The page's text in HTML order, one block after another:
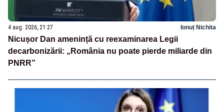
4 aug. 2026, 21:27 Ionuț Nichita
Nicușor Dan amenință cu reexaminarea Legii
decarbonizării: „România nu poate pierde miliarde din
PNRR”